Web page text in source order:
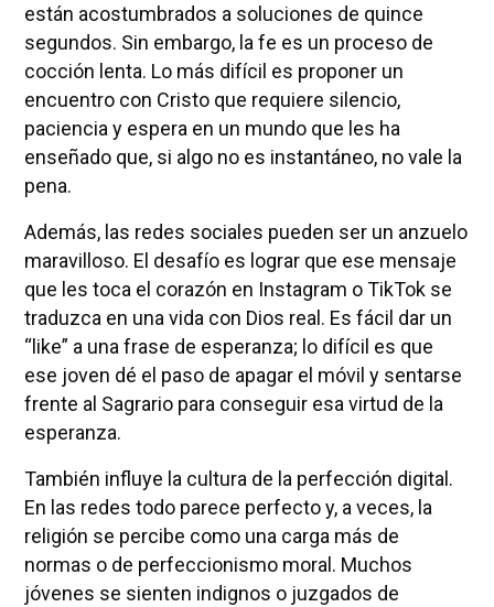
están acostumbrados a soluciones de quince
segundos. Sin embargo, la fe es un proceso de
cocción lenta. Lo más difícil es proponer un
encuentro con Cristo que requiere silencio,
paciencia y espera en un mundo que les ha
enseñado que, si algo no es instantáneo, no vale la
pena.
Además, las redes sociales pueden ser un anzuelo
maravilloso. El desafío es lograr que ese mensaje
que les toca el corazón en Instagram o TikTok se
traduzca en una vida con Dios real. Es fácil dar un
“like” a una frase de esperanza; lo difícil es que
ese joven dé el paso de apagar el móvil y sentarse
frente al Sagrario para conseguir esa virtud de la
esperanza.
También influye la cultura de la perfección digital.
En las redes todo parece perfecto y, a veces, la
religión se percibe como una carga más de
normas o de perfeccionismo moral. Muchos
jóvenes se sienten indignos o juzgados de